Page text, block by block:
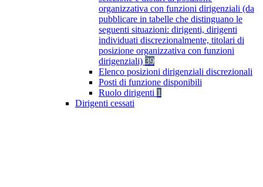
organizzativa con funzioni dirigenziali (da
pubblicare in tabelle che distinguano le
seguenti situazioni: dirigenti, dirigenti
individuati discrezionalmente, titolari di
posizione organizzativa con funzioni
dirigenziali) 39
Elenco posizioni dirigenziali discrezionali
Posti di funzione disponibili
Ruolo dirigenti 1
Dirigenti cessati